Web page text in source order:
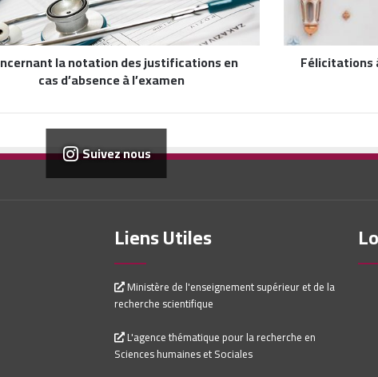
la notation des justifications en
cas d’absence à l’examen
Félicitations
Suivez nous
Liens Utiles
Ministère de l'enseignement supérieur et de la
recherche scientifique
L'agence thématique pour la recherche en
Sciences humaines et Sociales